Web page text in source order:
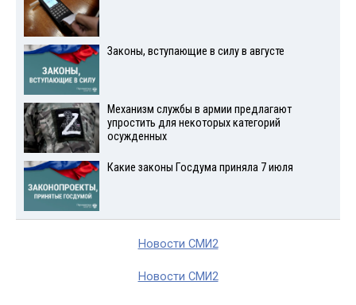
Законы, вступающие в силу в августе
Механизм службы в армии предлагают
упростить для некоторых категорий
осужденных
Какие законы Госдума приняла 7 июля
Новости СМИ2
Новости СМИ2